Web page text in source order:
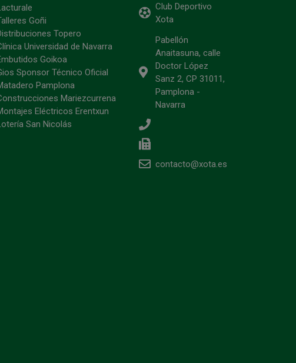
Goñi
Topero
Universidad de Navarra
Goikoa
Sponsor Técnico Oficial
Pamplona
Mariezcurrena
Eléctricos Erentxun
San Nicolás
Club Deportivo
Xota
Pabellón
Anaitasuna, calle
Doctor López
Sanz 2, CP 31011,
Pamplona -
Navarra
contacto@xota.es